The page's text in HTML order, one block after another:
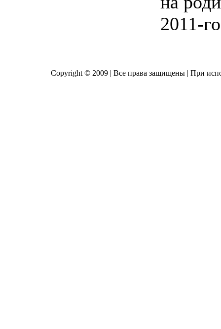
2011-
Copyright © 2009 | Все права защищены | При